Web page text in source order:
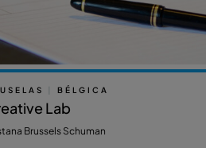
BÉLGICA
Lab
Brussels Schuman